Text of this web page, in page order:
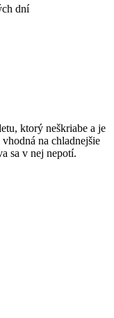
dní
ktorý neškriabe a je
na chladnejšie
sa v nej nepotí.